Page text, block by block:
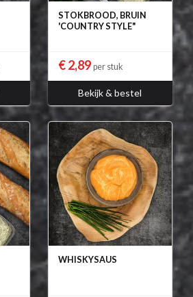
STOKBROOD, BRUIN
'COUNTRY STYLE"
€ 2,89 per stuk
Bekijk & bestel
WHISKYSAUS